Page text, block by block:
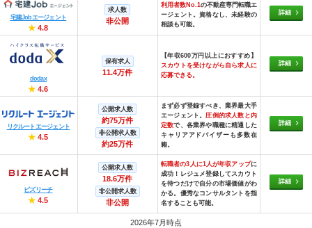
宅建Jobエージェント
★ 4.8
求人数
非公開
利用者数No.1の不動産専門転職エ
ージェント。資格なし、未経験の
相談も可能。
詳細
dodax
★ 4.6
保有求人
11.4万件
【年収600万円以上におすすめ】
スカウトを受けながら自ら求人に
応募できる。
詳細
リクルートエージェント
★ 4.5
公開求人数
約75万件
非公開求人数
約25万件
まず必ず登録すべき、業界最大手
エージェント。圧倒的求人数と内
定数で、各業界や職種に精通した
キャリアアドバイザーも多数在
籍。
詳細
ビズリーチ
★ 4.5
公開求人数
18.6万件
非公開求人数
非公開
転職者の3人に1人が年収アップに
成功！レジュメ登録してスカウト
を待つだけで自分の市場価値がわ
かる。優秀なコンサルタントを指
名することも可能。
詳細
2026年7月時点